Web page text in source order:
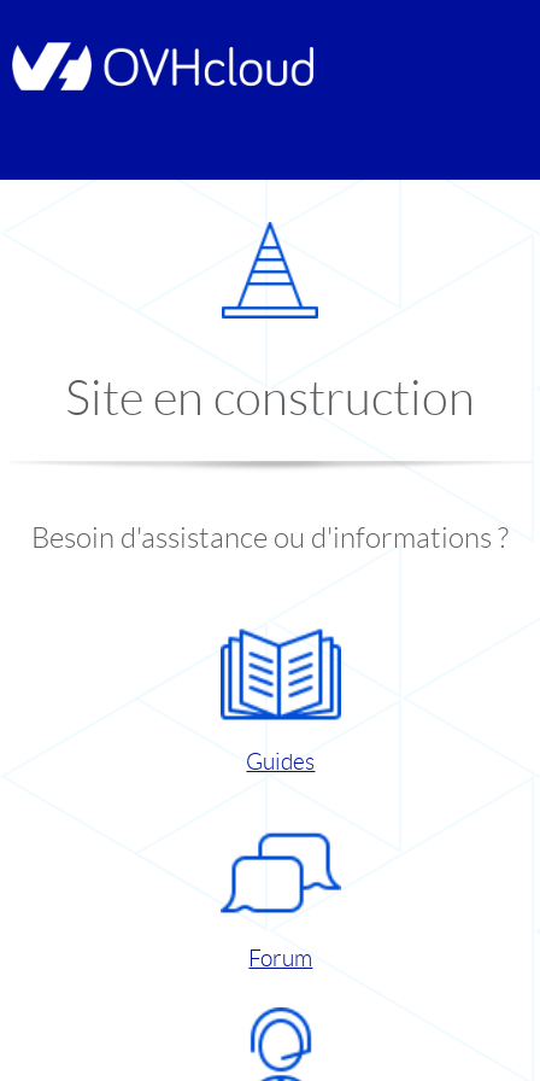
Site en construction
Besoin d'assistance ou d'informations ?
Guides
Forum